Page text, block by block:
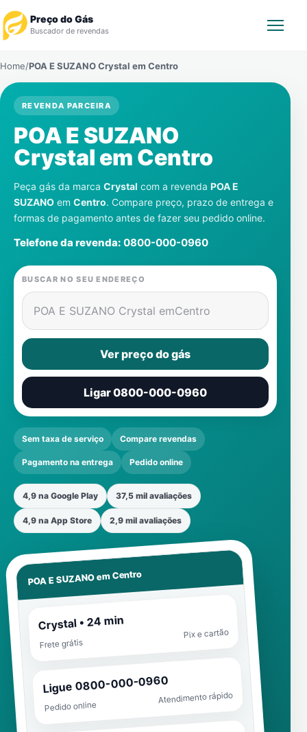
Preço do Gás
Buscador de revendas
Revendedor
Notícias
Cadastre-se
Gás
Home/POA E SUZANO Crystal em Centro
REVENDA PARCEIRA
POA E SUZANO
Crystal em Centro
Peça gás da marca Crystal com a revenda POA E
SUZANO em Centro. Compare preço, prazo de entrega e
formas de pagamento antes de fazer seu pedido online.
Telefone da revenda: 0800-000-0960
BUSCAR NO SEU ENDEREÇO
POA E SUZANO Crystal emCentro
Ver preço do gás
Ligar 0800-000-0960
Sem taxa de serviço Compare revendas
Pagamento na entrega Pedido online
4,9 na Google Play 37,5 mil avaliações
4,9 na App Store 2,9 mil avaliações
POA E SUZANO emCentro
Crystal • 24 min
Frete grátis
Pix e cartão
Ligue 0800-000-0960
Pedido online
Atendimento rápido